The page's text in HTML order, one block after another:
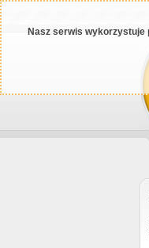
Nasz serwis wykorzystuje